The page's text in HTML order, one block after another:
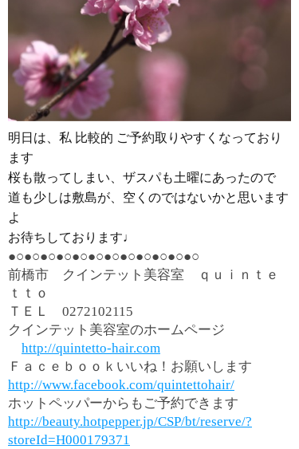
明日は、私 比較的 ご予約取りやすくなっており
ます
桜も散ってしまい、ザスパも土曜にあったので
道も少しは敷島が、空くのではないかと思います
よ
お待ちしております♩
●○●○●○●○●○●○●○●○●○●○●○●○
前橋市 クインテット美容室 ｑｕｉｎｔｅ
ｔｔｏ
ＴＥＬ 0272102115
クインテット美容室のホームページ
http://quintetto-hair.com
Ｆａｃｅｂｏｏｋいいね！お願いします
http://www.facebook.com/quintettohair/
ホットペッパーからもご予約できます
http://beauty.hotpepper.jp/CSP/bt/reserve/?
storeId=H000179371